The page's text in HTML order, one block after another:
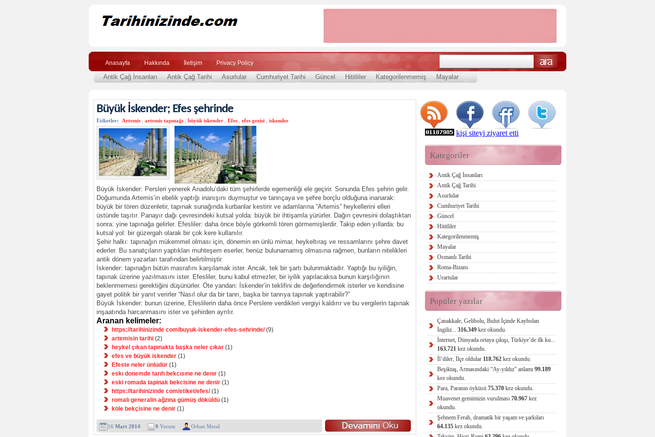
Anasayfa Hakkında İletişim Privacy Policy
Antik Çağ İnsanları Antik Çağ Tarihi Asurlular Cumhuriyet Tarihi Güncel Hititliler Kategorilenmemiş Mayalar
Büyük İskender; Efes şehrinde
Etiketler: Artemis artemis tapınağı büyük iskender Efes efes gezisi iskender
Büyük İskender: Persleri yenerek Anadolu’daki tüm şehirlerde egemenliği ele geçirir. Sonunda Efes şehrin gelir.
Doğumunda Artemis’in ebelik yaptığı inanışını duymuştur ve tanrıçaya ve şehre borçlu olduğuna inanarak:
büyük bir tören düzenletir, tapınak sunağında kurbanlar kestirir ve adamlarına “Artemis” heykellerini elleri
üstünde taşıtır. Panayır dağı çevresindeki kutsal yolda: büyük bir ihtişamla yürürler. Dağın çevresini dolaştıktan
sonra: yine tapınağa gelirler. Efesliler: daha önce böyle görkemli tören görmemişlerdir. Takip eden yıllarda: bu
kutsal yol: bir güzergah olarak bir çok kere kullanılır.
Şehir halkı: tapınağın mükemmel olması için, dönemin en ünlü mimar, heykeltıraş ve ressamlarını şehre davet
ederler. Bu sanatçıların yaptıkları muhteşem eserler, henüz bulunamamış olmasına rağmen, bunların nitelikleri
antik dönem yazarları tarafından belirtilmiştir.
İskender: tapınağın bütün masrafını karşılamak ister. Ancak, tek bir şartı bulunmaktadır. Yaptığı bu iyiliğin,
tapınak üzerine yazılmasını ister. Efesliler, bunu kabul etmezler, bir iyilik yapılacaksa bunun karşılığının
beklenmemesi gerektiğini düşünürler. Öte yandan: İskender’in teklifini de değerlendirmek isterler ve kendisine
gayet politik bir yanıt verirler “Nasıl olur da bir tanrı, başka bir tanrıya tapınak yaptırabilir?”
Büyük İskender: bunun üzerine, Efeslilerin daha önce Perslere verdikleri vergiyi kaldırır ve bu vergilerin tapınak
inşaatında harcanmasını ister ve şehirden ayrılır.
Aranan kelimeler:
https://tarihinizinde com/buyuk-iskender-efes-sehrinde/(9)
artemisin tarihi (2)
heykel çıkan tapınakta başka neler çıkar (1)
efes ve büyük iskender (1)
Efeste neler ünlüdür (1)
eskı donemde tarıh bekcısıne ne denır (1)
eski romada tapinak bekcisine ne denir (1)
https://tarihinizinde com/etiket/efes/(1)
romalı generalin ağzına gümüş döküldü (1)
köle bekçisine ne denir (1)
16 Mart 2014 0 Yorum Orhan Meral
kişi siteyi ziyaret etti
Kategoriler
Antik Çağ İnsanları
Antik Çağ Tarihi
Asurlular
Cumhuriyet Tarihi
Güncel
Hititliler
Kategorilenmemiş
Mayalar
Osmanlı Tarihi
Roma-Bizans
Urartular
Popüler yazılar
Çanakkale, Gelibolu, Bulut İçinde Kaybolan
İngiliz... 316.349 kez okundu.
İnternet, Dünyada ortaya çıkışı, Türkiye’de ilk ku...
163.721 kez okundu.
İl’diler, İlçe oldular 118.762 kez okundu.
Beşiktaş, Armasındaki “Ay-yıldız” anlamı 99.189
kez okundu.
Para, Paranın öyküsü 75.370 kez okundu.
Muavenet gemimizin vurulması 70.967 kez
okundu.
Şebnem Ferah, dramatik bir yaşam ve şarkıları
64.135 kez okundu.